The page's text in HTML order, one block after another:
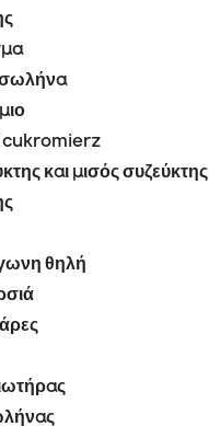
και μισός συζεύκτης
θηλή